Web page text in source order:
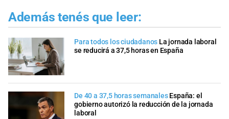
Además tenés que leer:
Para todos los ciudadanos La jornada laboral
se reducirá a 37,5 horas en España
De 40 a 37,5 horas semanales España: el
gobierno autorizó la reducción de la jornada
laboral